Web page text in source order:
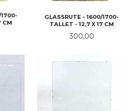
1700-
CM
GLASSRUTE - 1600/1700-
TALLET - 12,7 X 17 CM
Pris
300,00